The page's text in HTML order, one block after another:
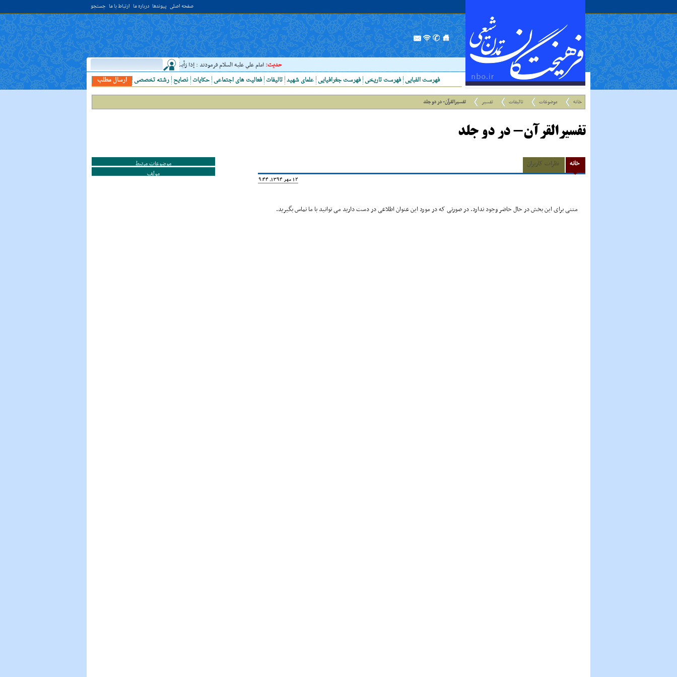
صفحه اصلی پیوندها درباره ما ارتباط با ما جستجو
حدیث:امام علي عليه السلام فرمودند : إذا رَأيتَ عالِما فَکُن لَهُ خادِما ؛ هرگاه دانشمندى ديدى، به او خدمت کن. ( غررالحکم ح ۴۰۴۴ )
ارسال مطلب
رشته تخصصی نصایح حکایات فعالیت های اجتماعی تالیفات علمای شهید فهرست جغرافیایی فهرست تاریخی فهرست الفبایی
خانه موضوعات تالیفات تفسیر تفسیرالقرآن- در دو جلد
تفسیرالقرآن- در دو جلد
خانه نظرات کاربران
12 مهر 1394, 19:44
متنی برای این بخش در حال حاضر وجود ندارد. در صورتی که در مورد این عنوان اطلاعی در دست دارید می توانید با ما تماس بگیرید.
موضوعات مرتبط
مولف